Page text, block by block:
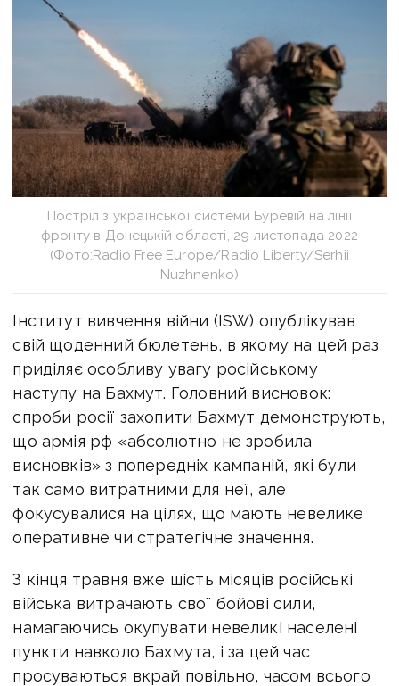
Постріл з української системи Буревій на лінії
фронту в Донецькій області, 29 листопада 2022
(Фото:Radio Free Europe/Radio Liberty/Serhii
Nuzhnenko)
Інститут вивчення війни (ISW) опублікував
свій щоденний бюлетень, в якому на цей раз
приділяє особливу увагу російському
наступу на Бахмут. Головний висновок:
спроби росії захопити Бахмут демонструють,
що армія рф «абсолютно не зробила
висновків» з попередніх кампаній, які були
так само витратними для неї, але
фокусувалися на цілях, що мають невелике
оперативне чи стратегічне значення.
З кінця травня вже шість місяців російські
війська витрачають свої бойові сили,
намагаючись окупувати невеликі населені
пункти навколо Бахмута, і за цей час
просуваються вкрай повільно, часом всього